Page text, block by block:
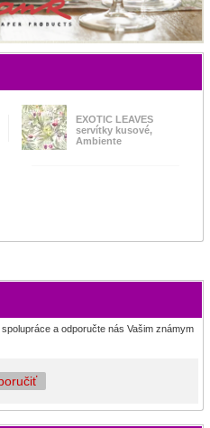
EXOTIC LEAVES
servítky kusové,
Ambiente
a odporučte nás Vašim známym